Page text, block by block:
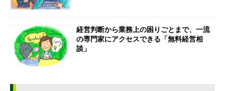
経営判断から業務上の困りごとまで、一流
の専門家にアクセスできる「無料経営相
談」